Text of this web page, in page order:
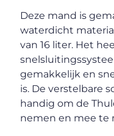
Deze mand is
waterdicht
van 16 liter. Het
gemakkelijk en
is. De verstelbare
handig om de
nemen en mee te